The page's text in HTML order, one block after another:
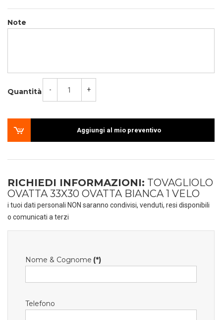
Note
Quantità - +
Aggiungi al mio preventivo
RICHIEDI INFORMAZIONI: TOVAGLIOLO
OVATTA 33X30 OVATTA BIANCA 1 VELO
i tuoi dati personali NON saranno condivisi, venduti, resi disponibili
o comunicati a terzi
Nome & Cognome (*)
Telefono